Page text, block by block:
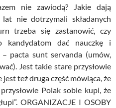
nie zawiodą? Jakie dają
nie dotrzymali składanych
trzeba się zastanowić, czy
kandydatom dać nauczkę i
pacta sunt servanda (umów,
Jest takie stare przysłowie
jest też druga część mówiąca, że
Polak sobie kupi, że
ORGANIZACJE I OSOBY